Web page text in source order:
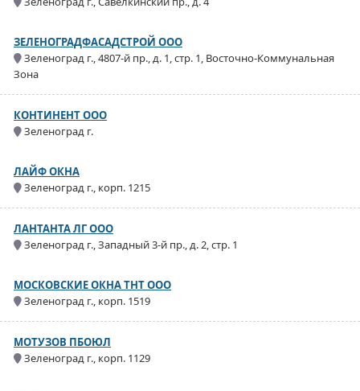
ЗЕЛЕНОГРАДФАСАДСТРОЙ ООО
Зеленоград г., 4807-й пр., д. 1, стр. 1, Восточно-Коммунальная
Зона
КОНТИНЕНТ ООО
Зеленоград г.
ЛАЙФ ОКНА
Зеленоград г., корп. 1215
ЛАНТАНТА ЛГ ООО
Зеленоград г., Западный 3-й пр., д. 2, стр. 1
МОСКОВСКИЕ ОКНА ТНТ ООО
Зеленоград г., корп. 1519
МОТУЗОВ ПБОЮЛ
Зеленоград г., корп. 1129